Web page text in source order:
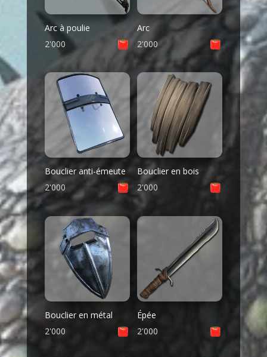
Arc à poulie
2'000
Arc
2'000
Bouclier anti-émeute
2'000
Bouclier en bois
2'000
Bouclier en métal
2'000
Épée
2'000